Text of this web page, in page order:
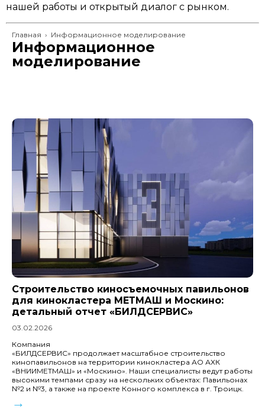
нашей работы и открытый диалог с рынком.
Главная › Информационное моделирование
Информационное
моделирование
Строительство киносъемочных павильонов
для кинокластера МЕТМАШ и Москино:
детальный отчет «БИЛДСЕРВИС»
03.02.2026
Компания
«БИЛДСЕРВИС» продолжает масштабное строительство
кинопавильонов на территории кинокластера АО АХК
«ВНИИМЕТМАШ» и «Москино». Наши специалисты ведут работы
высокими темпами сразу на нескольких объектах: Павильонах
№2 и №3, а также на проекте Конного комплекса в г. Троицк.
→